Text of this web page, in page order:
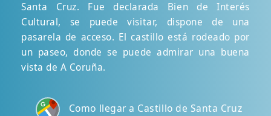
Santa Cruz. Fue declarada Bien de Interés
Cultural, se puede visitar, dispone de una
pasarela de acceso. El castillo está rodeado por
un paseo, donde se puede admirar una buena
vista de A Coruña.
Como llegar a Castillo de Santa Cruz